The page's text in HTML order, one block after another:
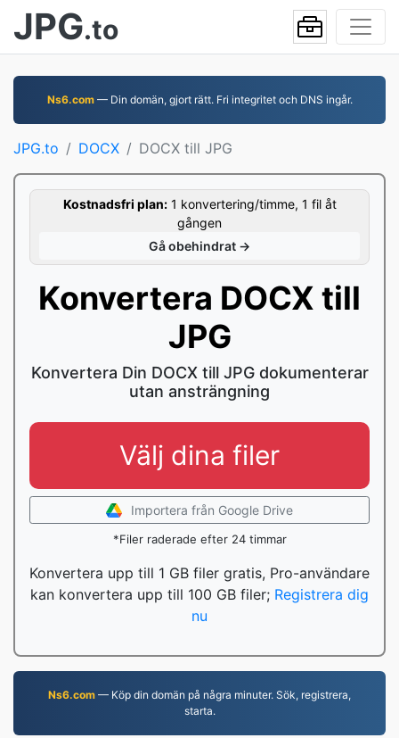
JPG.to
Ns6.com— Din domän, gjort rätt. Fri integritet och DNS ingår.
JPG.to DOCX DOCX till JPG
Kostnadsfri plan:1 konvertering/timme, 1 fil åt
gången
Gå obehindrat →
Konvertera DOCX till
JPG
Konvertera Din DOCX till JPG dokumenterar
utan ansträngning
Välj dina filer
Importera från Google Drive
*Filer raderade efter 24 timmar
Konvertera upp till 1 GB filer gratis, Pro-användare
kan konvertera upp till 100 GB filer; Registrera dig
nu
Ns6.com — Köp din domän på några minuter. Sök, registrera,
starta.